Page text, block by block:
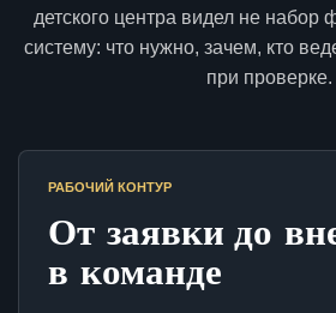
детского центра видел не набор
систему: что нужно, зачем, кто
при проверке.
РАБОЧИЙ КОНТУР
От заявки до
в команде